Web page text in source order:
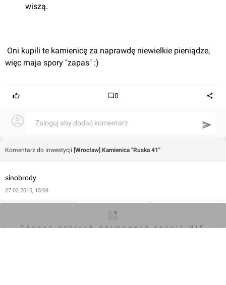
wiszą.
więc maja spory "zapas" :)
0
Zaloguj aby dodać komentarz
Komentarz do inwestycji [Wrocław] Kamienica "Ruska 41"
sinobrody
27.02.2015, 15:08
Ale też chyba niespecjalnie im na tej sprzedaży zależy. Może
"rozliczyli" jakieś dofinansowanie z UE. Lokale są drogie,
Chcesz dobrych darmowych teści? NIE